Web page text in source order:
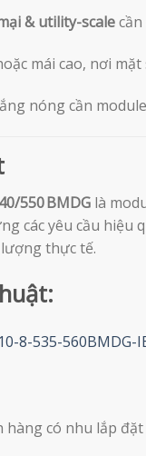
& utility-scalecần
mái cao, nơi
nóng cần
550 BMDG là
các yêu cầu hiệu
thực tế.
8-535-560BMDG-
hàng có nhu lắp